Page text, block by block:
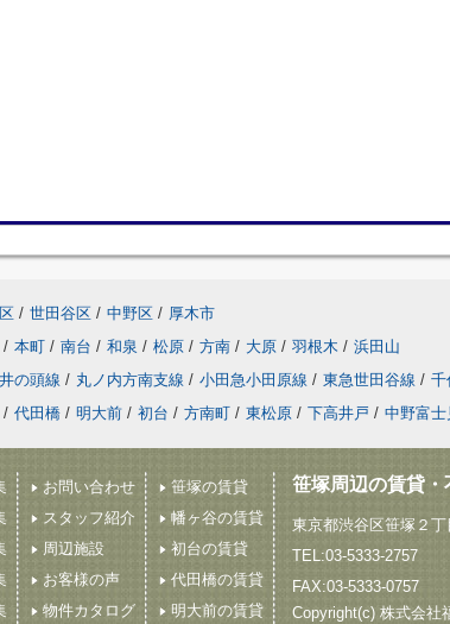
/ 世田谷区 / 中野区 / 厚木市
/ 本町 / 南台 / 和泉 / 松原 / 方南 / 大原 / 羽根木 / 浜田山
の頭線 / 丸ノ内方南支線 / 小田急小田原線 / 東急世田谷線 / 千
/ 代田橋 / 明大前 / 初台 / 方南町 / 東松原 / 下高井戸 / 中野富士
お問い合わせ
スタッフ紹介
周辺施設
お客様の声
物件カタログ
笹塚の賃貸
幡ヶ谷の賃貸
初台の賃貸
代田橋の賃貸
明大前の賃貸
笹塚周辺の賃貸
東京都渋谷区笹塚２
TEL:03-5333-2757
FAX:03-5333-0757
Copyright(c) 株式会社